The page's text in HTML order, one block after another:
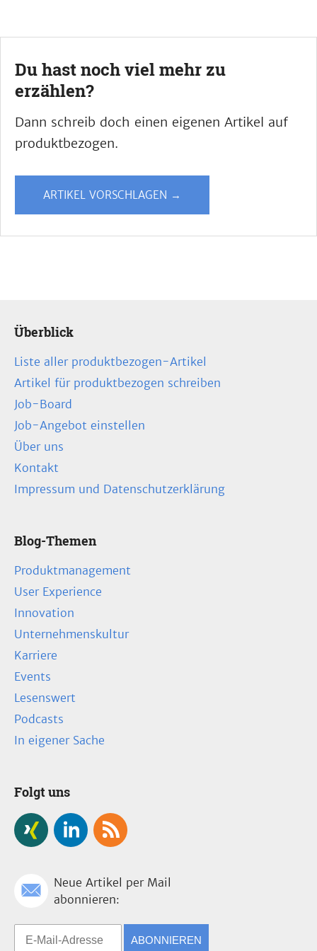
Du hast noch viel mehr zu
erzählen?
Dann schreib doch einen eigenen Artikel auf
produktbezogen.
ARTIKEL VORSCHLAGEN →
Überblick
Liste aller produktbezogen-Artikel
Artikel für produktbezogen schreiben
Job-Board
Job-Angebot einstellen
Über uns
Kontakt
Impressum und Datenschutzerklärung
Blog-Themen
Produktmanagement
User Experience
Innovation
Unternehmenskultur
Karriere
Events
Lesenswert
Podcasts
In eigener Sache
Folgt uns
Neue Artikel per Mail
abonnieren:
ABONNIEREN